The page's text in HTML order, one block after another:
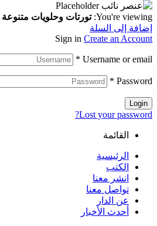
You're viewing: تورتات وحلويات متنوعة
إضافة إلى السلة
Sign in Create an Account
Username or email
*
Password
*
Login
Lost your password?
القائمة
الرئيسية
الكتب
انشر معنا
تواصل معنا
عن الدار
أحدث الأخبار